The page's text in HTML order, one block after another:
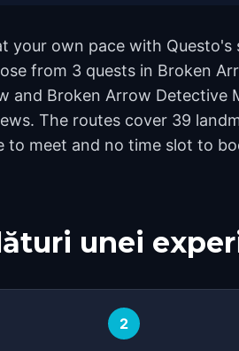
your own pace with
from 3 quests in Broken
and Broken Arrow
The routes cover 39
meet and no time slot to
unei
2